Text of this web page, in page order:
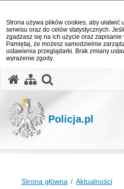
Strona używa plików cookies, aby ułatwić
serwisu oraz do celów statystycznych.
zgadzasz się na ich użycie oraz
Pamiętaj, że możesz samodzielnie
ustawienia przeglądarki. Brak zmiany
wyrażenie zgody.
Policja.pl
Strona główna Aktualności